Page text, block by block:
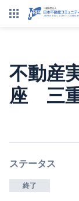
不動産
座 三
ステータス
終了